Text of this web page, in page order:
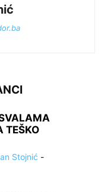
TEŠKO
Stojnić -